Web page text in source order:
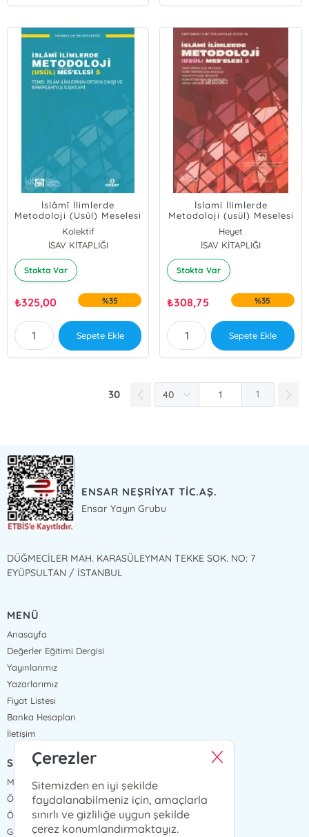
İslâmî İlimlerde
Metodoloji (Usûl) Meselesi
5; Temel İslâm İlimlerinin
Ortaya Çıkışı ve
Birbirleriyle İlişkileri
Kolektif
İSAV KİTAPLIĞI
Stokta Var
₺325,00 %35
Sepete Ekle
İslami İlimlerde
Metodoloji (usül) Meselesi
Heyet
İSAV KİTAPLIĞI
Stokta Var
₺308,75 %35
Sepete Ekle
30 1
ENSAR NEŞRİYAT TİC.AŞ.
Ensar Yayın Grubu
DÜĞMECİLER MAH. KARASÜLEYMAN TEKKE SOK. NO: 7
EYÜPSULTAN / İSTANBUL
MENÜ
Anasayfa
Değerler Eğitimi Dergisi
Yayınlarımız
Yazarlarımız
Fiyat Listesi
Banka Hesapları
İletişim
SÖZLEŞMELER
Mesafeli Satış Sözleşmesi
Ön Bilgilendirme Formu
Ödeme ve Teslimat
Gizlilik ve Güvenlik
Çerezler
Sitemizden en iyi şekilde
faydalanabilmeniz için, amaçlarla
sınırlı ve gizliliğe uygun şekilde
çerez konumlandırmaktayız.